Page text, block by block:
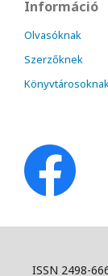
Információ
Olvasóknak
Szerzőknek
ISSN 2498-